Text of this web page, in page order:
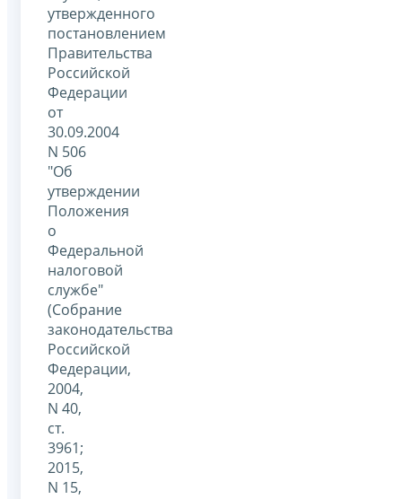
утвержденного
постановлением
Правительства
Российской
Федерации
от
30.09.2004
N 506
"Об
утверждении
Положения
о
Федеральной
налоговой
службе"
(Собрание
законодательства
Российской
Федерации,
2004,
N 40,
ст.
3961;
2015,
N 15,